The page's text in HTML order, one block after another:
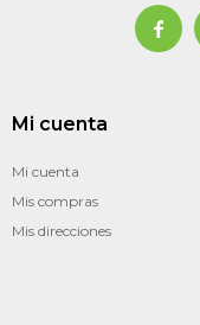

Mi cuenta
Mi cuenta
Mis compras
Mis direcciones